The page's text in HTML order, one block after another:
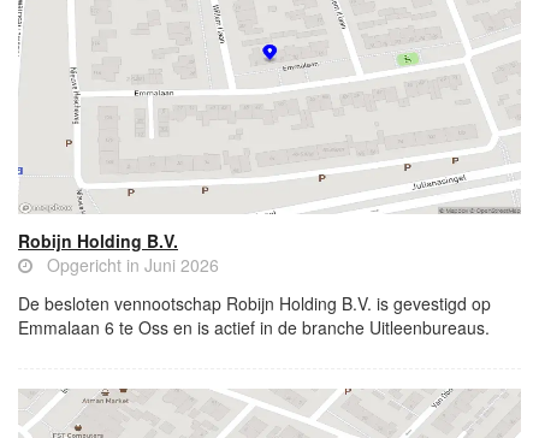
Robijn Holding B.V.
Opgericht in Juni 2026
De besloten vennootschap Robijn Holding B.V. is gevestigd op
Emmalaan 6 te Oss en is actief in de branche Uitleenbureaus.